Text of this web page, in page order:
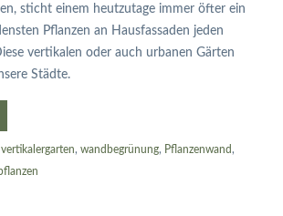
sticht einem heutzutage immer öfter ein
Pflanzen an Hausfassaden jeden
vertikalen oder auch urbanen Gärten
Städte.
vertikalergarten, wandbegrünung, Pflanzenwand,